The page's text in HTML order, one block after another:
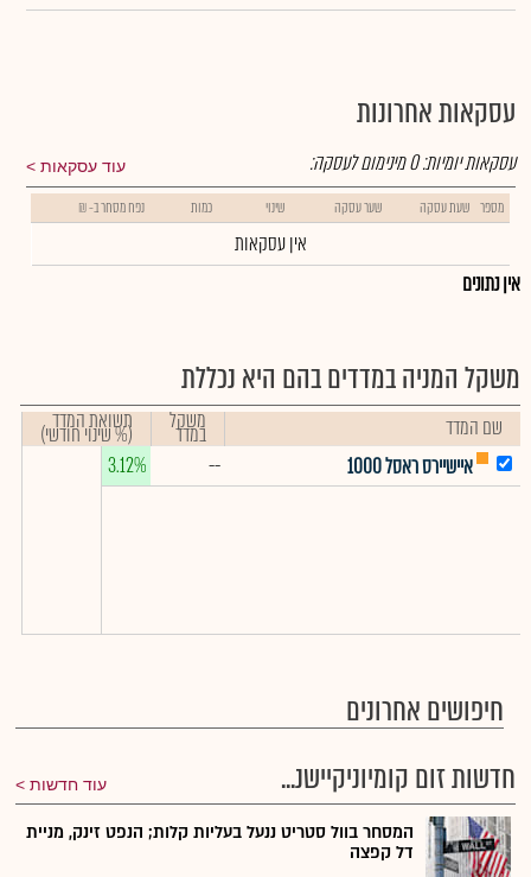
עסקאות אחרונות
עוד עסקאות עסקאות יומיות:0מינימום לעסקה:
מספר שעת עסקה שער עסקה שינוי כמות נפח מסחר ב- ₪
אין עסקאות
אין נתונים
משקל המניה במדדים בהם היא נכללת
שם המדד משקל
במדד תשואת המדד
(% שינוי חודשי)
איישיירס ראסל 1000
--
3.12%
חיפושים אחרונים
חדשות זום קומיוניקיישנ...
עוד חדשות
המסחר בוול סטריט ננעל בעליות קלות; הנפט זינק, מניית
דל קפצה